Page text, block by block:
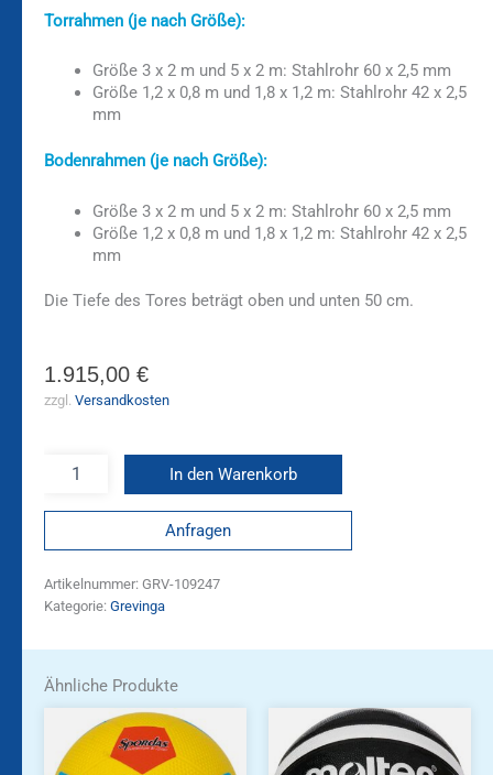
Torrahmen (je nach Größe):
Größe 3 x 2 m und 5 x 2 m: Stahlrohr 60 x 2,5 mm
Größe 1,2 x 0,8 m und 1,8 x 1,2 m: Stahlrohr 42 x 2,5
mm
Bodenrahmen (je nach Größe):
Größe 3 x 2 m und 5 x 2 m: Stahlrohr 60 x 2,5 mm
Größe 1,2 x 0,8 m und 1,8 x 1,2 m: Stahlrohr 42 x 2,5
mm
Die Tiefe des Tores beträgt oben und unten 50 cm.
1.915,00 €
zzgl. Versandkosten
In den Warenkorb
Anfragen
Artikelnummer: GRV-109247
Kategorie: Grevinga
Ähnliche Produkte